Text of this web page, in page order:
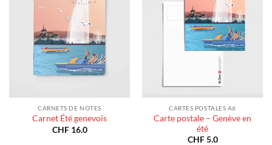
CARNETS DE NOTES
Carnet Été genevois
CHF16.0
CARTES POSTALES A6
Carte postale – Genève en
été
CHF5.0